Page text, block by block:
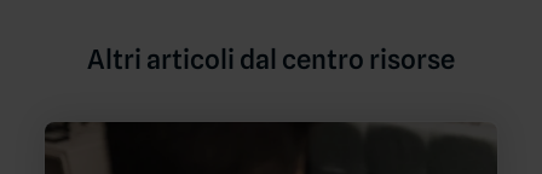
Altri articoli dal centro risorse